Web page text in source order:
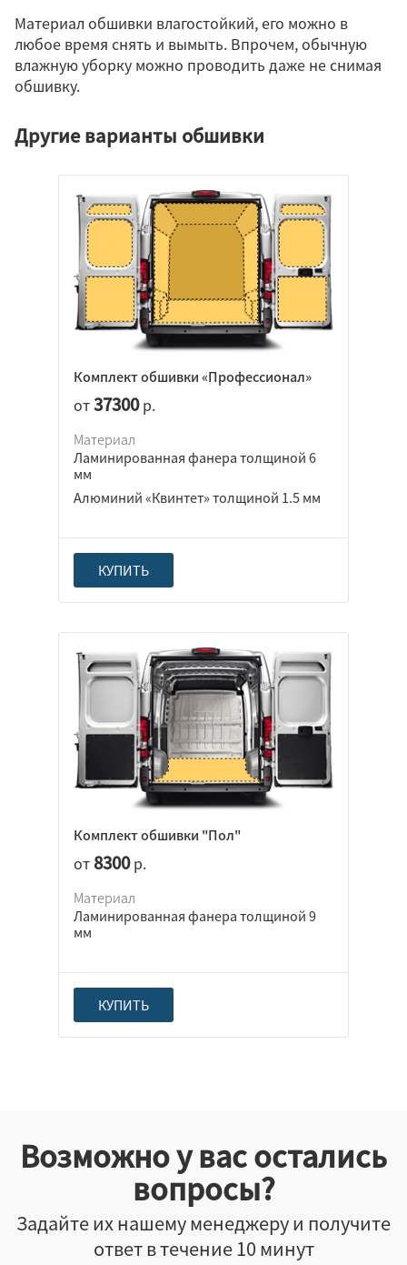
Материал обшивки влагостойкий, его можно в
любое время снять и вымыть. Впрочем, обычную
влажную уборку можно проводить даже не снимая
обшивку.
Другие варианты обшивки
Комплект обшивки «Профессионал»
от37300р.
Материал
Ламинированная фанера толщиной 6
мм
Алюминий «Квинтет» толщиной 1.5 мм
КУПИТЬ
Комплект обшивки "Пол"
от 8300р.
Материал
Ламинированная фанера толщиной 9
мм
КУПИТЬ
Возможно у вас остались
вопросы?
Задайте их нашему менеджеру и получите
ответ в течение 10 минут